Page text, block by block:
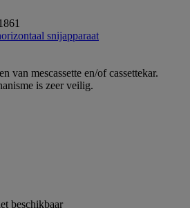
snijapparaat
van mescassette en/of cassettekar.
is zeer veilig.
beschikbaar